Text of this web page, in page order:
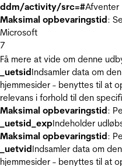
ddm/activity/src=#Afventer
Maksimal opbevaringstid:
Microsoft
7
Få mere at vide om denne
_uetsidIndsamler data om
hjemmesider - benyttes til at
relevans i forhold til den
Maksimal opbevaringstid:
_uetsid_expIndeholder
Maksimal opbevaringstid:
_uetvidIndsamler data om
hjemmesider - benyttes til at